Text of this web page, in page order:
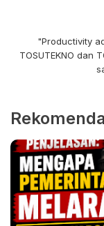
"Productivity
TOSUTEKNO dan